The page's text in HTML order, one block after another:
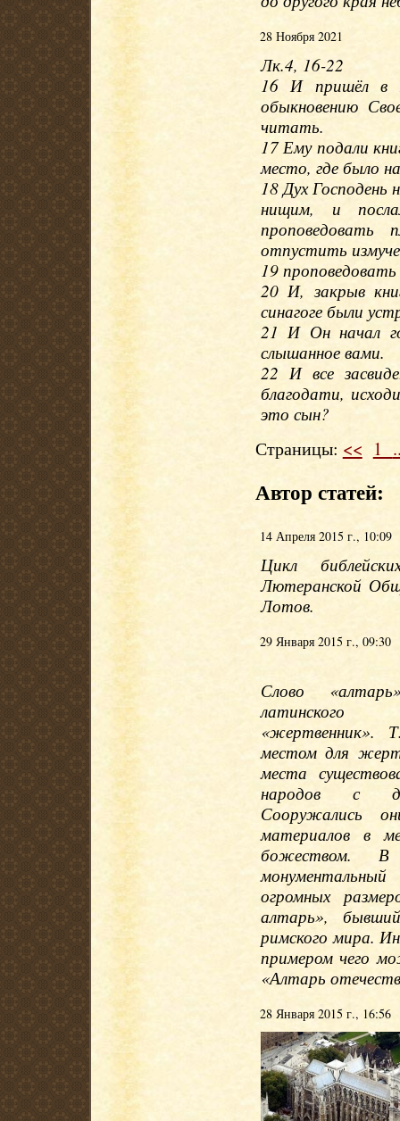
28 Ноября 2021
Лк.4, 16-22
16 И пришёл в
обыкновению
читать.
17 Ему подали
место, где было
18 Дух
нищим, и
проповедовать
отпустить
19
20 И, закрыв
синагоге были
21 И Он начал
слышанное вами.
22 И все
благодати,
это сын?
Страницы: << 1
Автор статей:
14 Апреля 2015 г., 10:09
Цикл
Лютеранской
Лотов.
29 Января 2015 г., 09:30
Слово
«жертвенник».
местом для
места
народов с
Сооружались
материалов в
божеством. В
огромных
алтарь»,
римского мира.
примером чего
«Алтарь
28 Января 2015 г., 16:56